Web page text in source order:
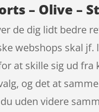
– Olive
de dig lidt bedre
webshops skal
at skille sig ud
og det at
uden videre